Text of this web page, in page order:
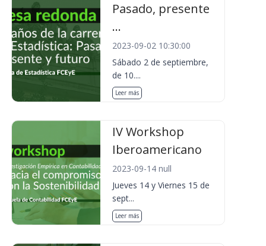
Pasado, presente
...
2023-09-02 10:30:00
Sábado 2 de septiembre,
de 10....
Leer más
IV Workshop
Iberoamericano
2023-09-14 null
Jueves 14 y Viernes 15 de
sept...
Leer más